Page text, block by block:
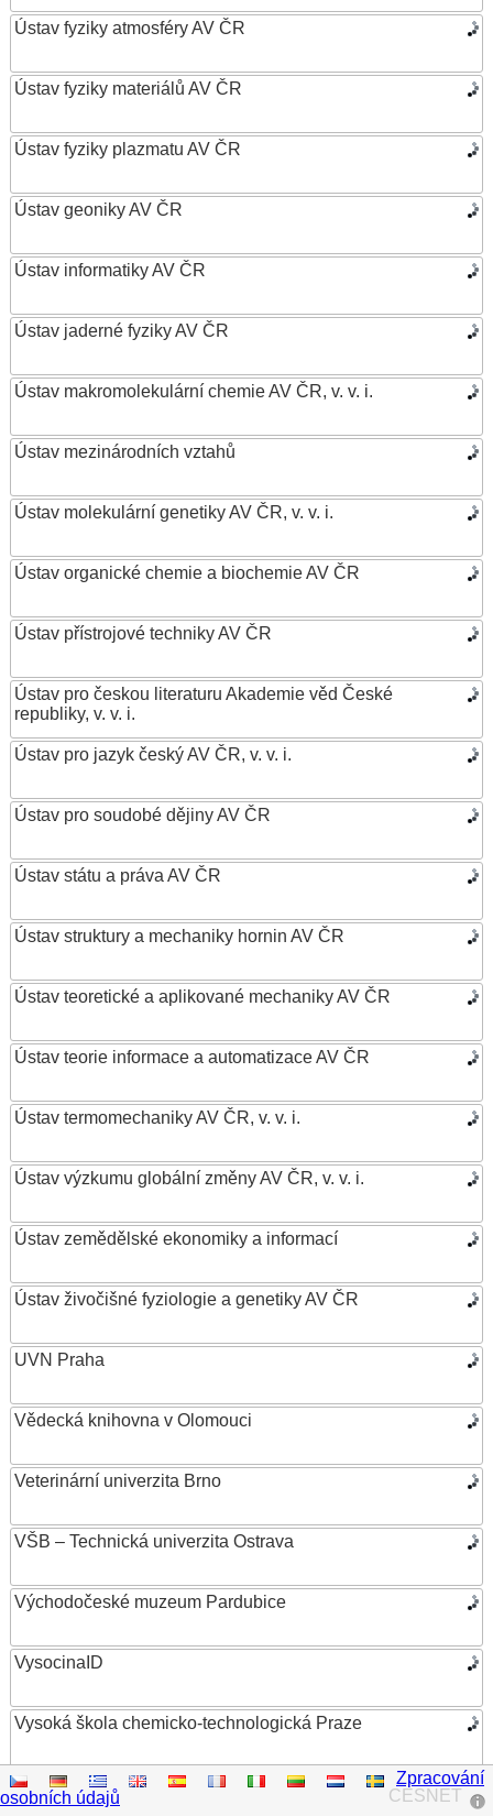
Ústav fyziky atmosféry AV ČR
Ústav fyziky materiálů AV ČR
Ústav fyziky plazmatu AV ČR
Ústav geoniky AV ČR
Ústav informatiky AV ČR
Ústav jaderné fyziky AV ČR
Ústav makromolekulární chemie AV ČR, v. v. i.
Ústav mezinárodních vztahů
Ústav molekulární genetiky AV ČR, v. v. i.
Ústav organické chemie a biochemie AV ČR
Ústav přístrojové techniky AV ČR
Ústav pro českou literaturu Akademie věd České
republiky, v. v. i.
Ústav pro jazyk český AV ČR, v. v. i.
Ústav pro soudobé dějiny AV ČR
Ústav státu a práva AV ČR
Ústav struktury a mechaniky hornin AV ČR
Ústav teoretické a aplikované mechaniky AV ČR
Ústav teorie informace a automatizace AV ČR
Ústav termomechaniky AV ČR, v. v. i.
Ústav výzkumu globální změny AV ČR, v. v. i.
Ústav zemědělské ekonomiky a informací
Ústav živočišné fyziologie a genetiky AV ČR
UVN Praha
Vědecká knihovna v Olomouci
Veterinární univerzita Brno
VŠB – Technická univerzita Ostrava
Východočeské muzeum Pardubice
VysocinaID
Vysoká škola chemicko-technologická Praze
Vysoká škola ekonomická v Praze
CESNET
Zpracování
osobních údajů